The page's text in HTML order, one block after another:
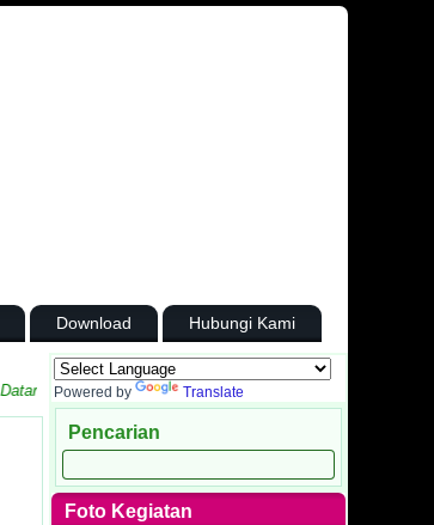
Download Hubungi Kami
Powered by Translate
Pencarian
Foto Kegiatan